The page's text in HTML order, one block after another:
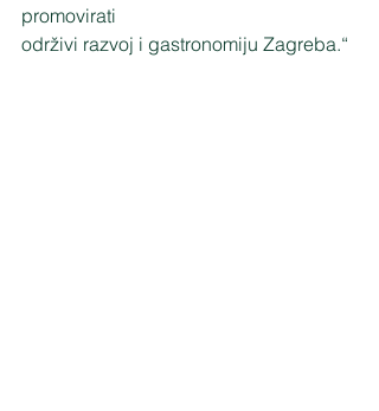
promovirati
održivi razvoj i gastronomiju Zagreba.“